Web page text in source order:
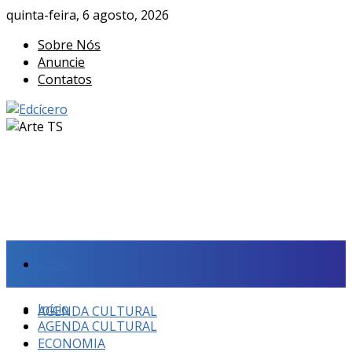
quinta-feira, 6 agosto, 2026
Sobre Nós
Anuncie
Contatos
AGENDA CULTURAL
Início
AGENDA CULTURAL
ECONOMIA